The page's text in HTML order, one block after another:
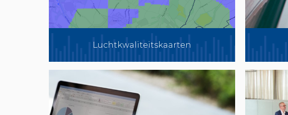
Luchtkwaliteitskaarten